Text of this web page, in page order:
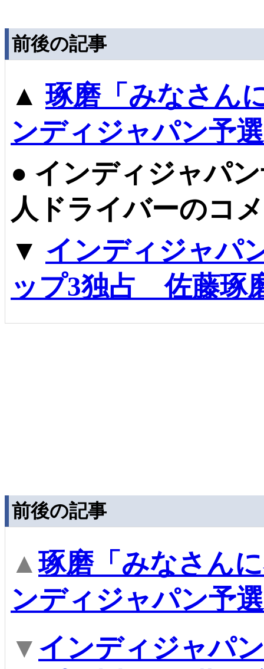
前後の記事
▲琢磨「みなさん
ンディジャパン予選
● インディジャパ
人ドライバーのコ
▼ インディジャパ
ップ3独占 佐藤琢
前後の記事
▲琢磨「みなさん
ンディジャパン予選
▼ インディジャパ